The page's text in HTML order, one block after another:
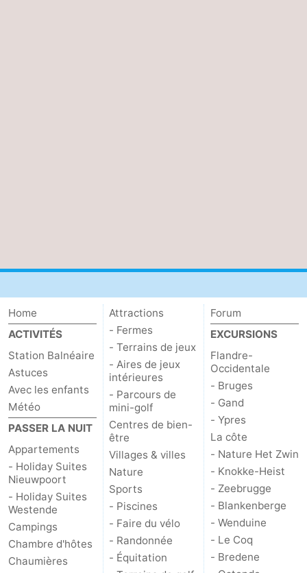
Home
ACTIVITÉS
Station Balnéaire
Astuces
Avec les enfants
Météo
PASSER LA NUIT
Appartements
- Holiday Suites
Nieuwpoort
- Holiday Suites
Westende
Campings
Chambre d'hôtes
Chaumières
Attractions
- Fermes
- Terrains de jeux
- Aires de jeux
intérieures
- Parcours de
mini-golf
Centres de bien-
être
Villages & villes
Nature
Sports
- Piscines
- Faire du vélo
- Randonnée
- Équitation
Forum
EXCURSIONS
Flandre-
Occidentale
- Bruges
- Gand
- Ypres
La côte
- Nature Het Zwin
- Knokke-Heist
- Zeebrugge
- Blankenberge
- Wenduine
- Le Coq
- Bredene